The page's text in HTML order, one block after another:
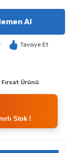
Al
Tavsiye Et
Fırsat Ürünü
Stok !